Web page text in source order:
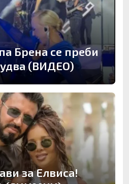
Брена се преби
(ВИДЕО)
за Елвиса!